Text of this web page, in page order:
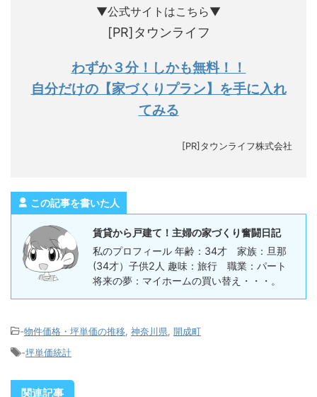
▼公式サイトはこちら▼
[PR]タウンライフ
わずか３分！しかも無料！！
自分だけの【家づくりプラン】を手に入れ
てみる
[PR]タウンライフ株式会社
この記事を書いた人
賃貸から戸建て！主婦の家づくり奮闘日記
私のプロフィール 年齢：34才 家族：旦那
(34才）子供2人 趣味：旅行 職業：パート
将来の夢：マイホームの買い替え・・・。
-物件価格・坪単価の推移 神奈川県 開成町
-坪単価統計
関連記事